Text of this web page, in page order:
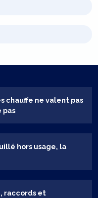
chauffe ne valent pas
pas
hors usage, la
raccords et